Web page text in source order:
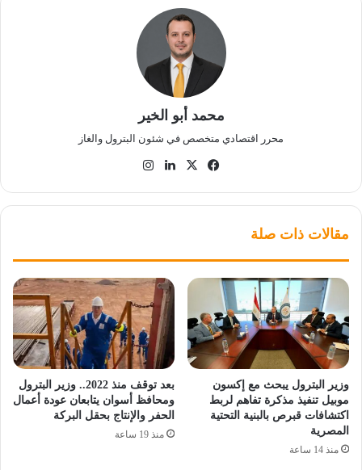
محمد أبو الخير
محرر اقتصادي متخصص في شئون البترول والغاز
فيسبوك
‫X لينكدإن
مقالات ذات صلة
وزير البترول يبحث مع إكسون
موبيل تنفيذ مذكرة تفاهم لربط
اكتشافات قبرص بالبنية التحتية
المصرية
منذ 14 ساعة
بعد توقف منذ 2022.. وزير البترول
ومحافظ أسوان يتابعان عودة أعمال
الحفر والإنتاج بحقل البركة
منذ 19 ساعة